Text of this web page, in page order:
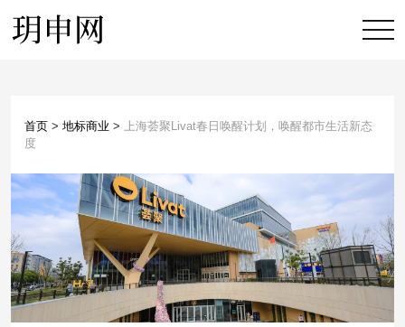
首页 > 地标商业 >
上海荟聚Livat春日唤醒计划，唤醒都市生活新态
度